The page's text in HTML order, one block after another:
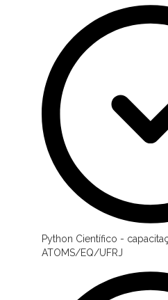
Python Científico -
ATOMS/EQ/UFRJ